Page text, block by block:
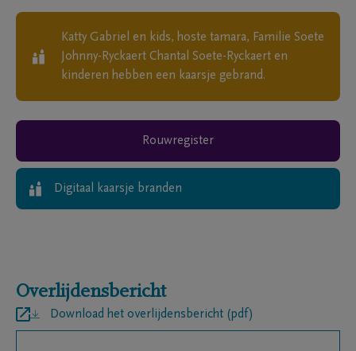
Katty Gabriel en kids, hoste tamara, Familie Soete
Johnny-Ryckaert Chantal Soete-Ryckaert en
kinderen hebben een kaarsje gebrand.
Rouwregister
Digitaal kaarsje branden
Overlijdensbericht
Download het overlijdensbericht (pdf)